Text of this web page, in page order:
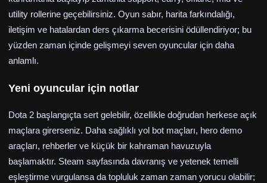
utility rollerine geçebilirsiniz. Oyun sabır, harita farkındalığı,
iletişim ve hatalardan ders çıkarma becerisini ödüllendiriyor; bu
yüzden zaman içinde gelişmeyi seven oyuncular için daha
anlamlı.
Yeni oyuncular için notlar
Dota 2 başlangıçta sert gelebilir, özellikle doğrudan herkese açık
maçlara girerseniz. Daha sağlıklı yol bot maçları, hero demo
araçları, rehberler ve küçük bir kahraman havuzuyla
başlamaktır. Steam sayfasında davranış ve yetenek temelli
eşleştirme vurgulansa da topluluk zaman zaman yorucu olabilir;